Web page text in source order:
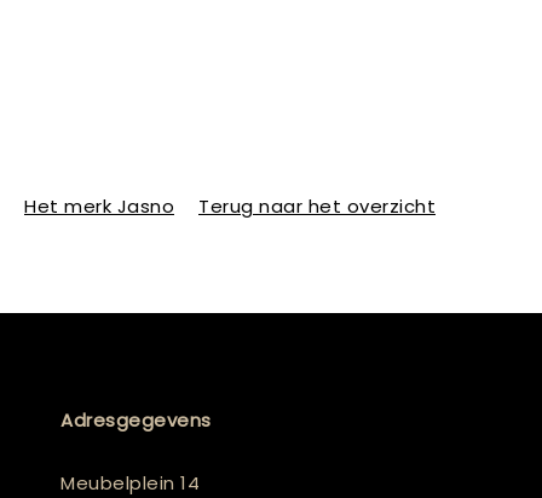
Het merk Jasno Terug naar het overzicht
Adresgegevens
Meubelplein 14